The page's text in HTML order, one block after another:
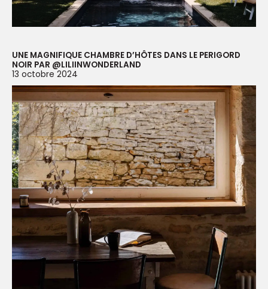
UNE MAGNIFIQUE CHAMBRE D’HÔTES DANS LE PERIGORD
NOIR PAR @LILIINWONDERLAND
13 octobre 2024